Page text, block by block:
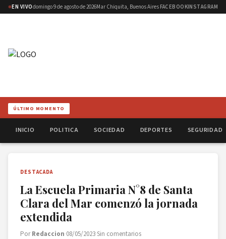
EN VIVOdomingo 9 de agosto de 2026Mar Chiquita, Buenos AiresFACEBOOKINSTAGRAM
ÚLTIMO MOMENTO
INICIO POLITICA SOCIEDAD DEPORTES SEGURIDAD
DESTACADA
La Escuela Primaria N°8 de Santa
Clara del Mar comenzó la jornada
extendida
PorRedaccion·08/05/2023·Sin comentarios